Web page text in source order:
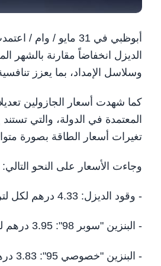
الديزل انخفاضاً مقارنة
وسلاسل الإمداد، بما يعزز
كما شهدت أسعار الجازولين
المعتمدة في الدولة، والتي
تغيرات أسعار الطاقة بصورة
وجاءت الأسعار على النحو التالي:
- وقود الديزل: 4.33 درهم لكل لتر.
- البنزين "سوبر 98": 3.95 درهم لكل لتر.
- البنزين "خصوصي 95": 3.83 درهم لكل لتر.